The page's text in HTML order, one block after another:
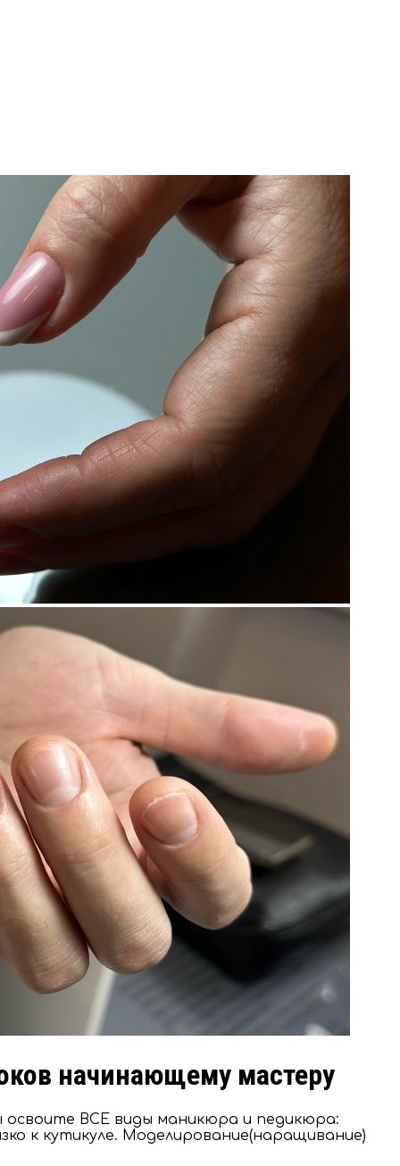
начинающему мастеру
освоите ВСЕ виды маникюра и педикюра:
к кутикуле. Моделирование(наращивание)